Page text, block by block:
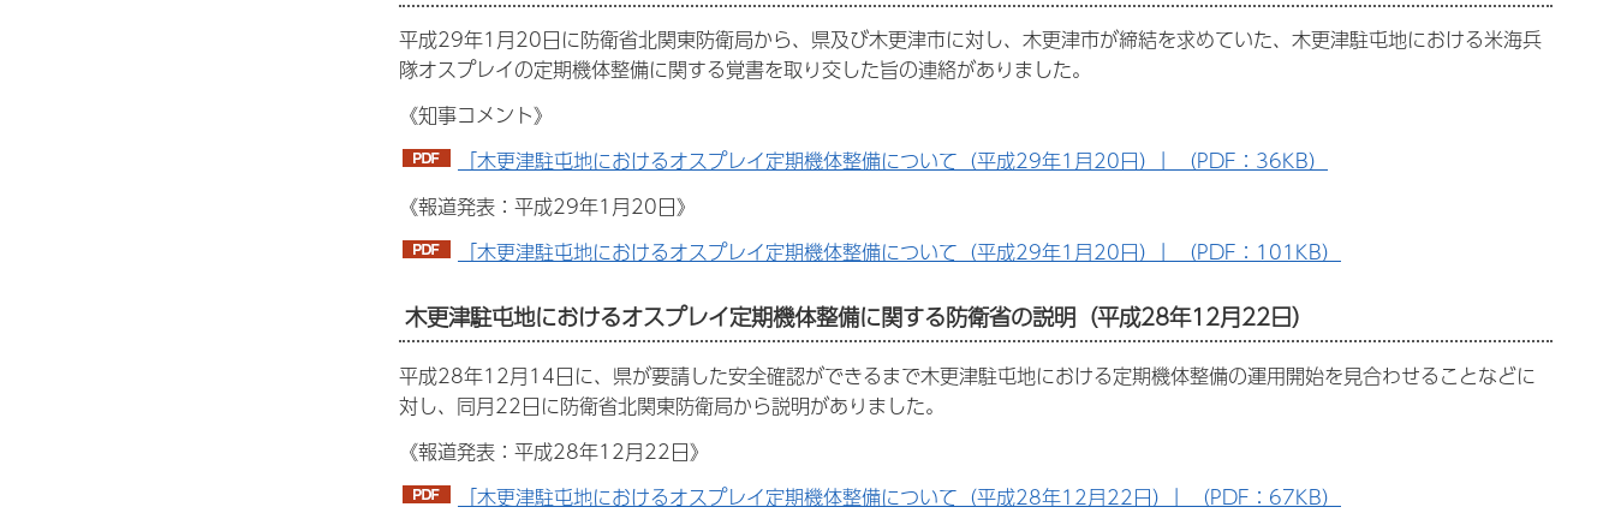
平成29年1月20日に防衛省北関東防衛局から、県及び木更津市に対し、木更津市が締結を求めていた、木更津駐屯地における米海兵
隊オスプレイの定期機体整備に関する覚書を取り交した旨の連絡がありました。
《知事コメント》
「木更津駐屯地におけるオスプレイ定期機体整備について（平成29年1月20日）」（PDF：36KB）
《報道発表：平成29年1月20日》
「木更津駐屯地におけるオスプレイ定期機体整備について（平成29年1月20日）」（PDF：101KB）
木更津駐屯地におけるオスプレイ定期機体整備に関する防衛省の説明（平成28年12月22日）
平成28年12月14日に、県が要請した安全確認ができるまで木更津駐屯地における定期機体整備の運用開始を見合わせることなどに
対し、同月22日に防衛省北関東防衛局から説明がありました。
《報道発表：平成28年12月22日》
「木更津駐屯地におけるオスプレイ定期機体整備について（平成28年12月22日）」（PDF：67KB）